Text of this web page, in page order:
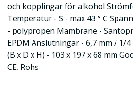
och kopplingar för alkohol
Temperatur - S - max 43 ° C
- polypropen Mambrane -
EPDM Anslutningar - 6,7 mm / 1/
(B x D x H) - 103 x 197 x 68 mm
CE, Rohs